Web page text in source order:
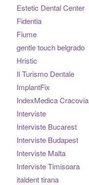
Estetic Dental Center
Fidentia
Fiume
gentle touch belgrado
Hristic
Il Turismo Dentale
ImplantFix
IndexMedica Cracovia
Interviste
Interviste Bucarest
Interviste Budapest
Interviste Malta
Interviste Timisoara
italdent tirana